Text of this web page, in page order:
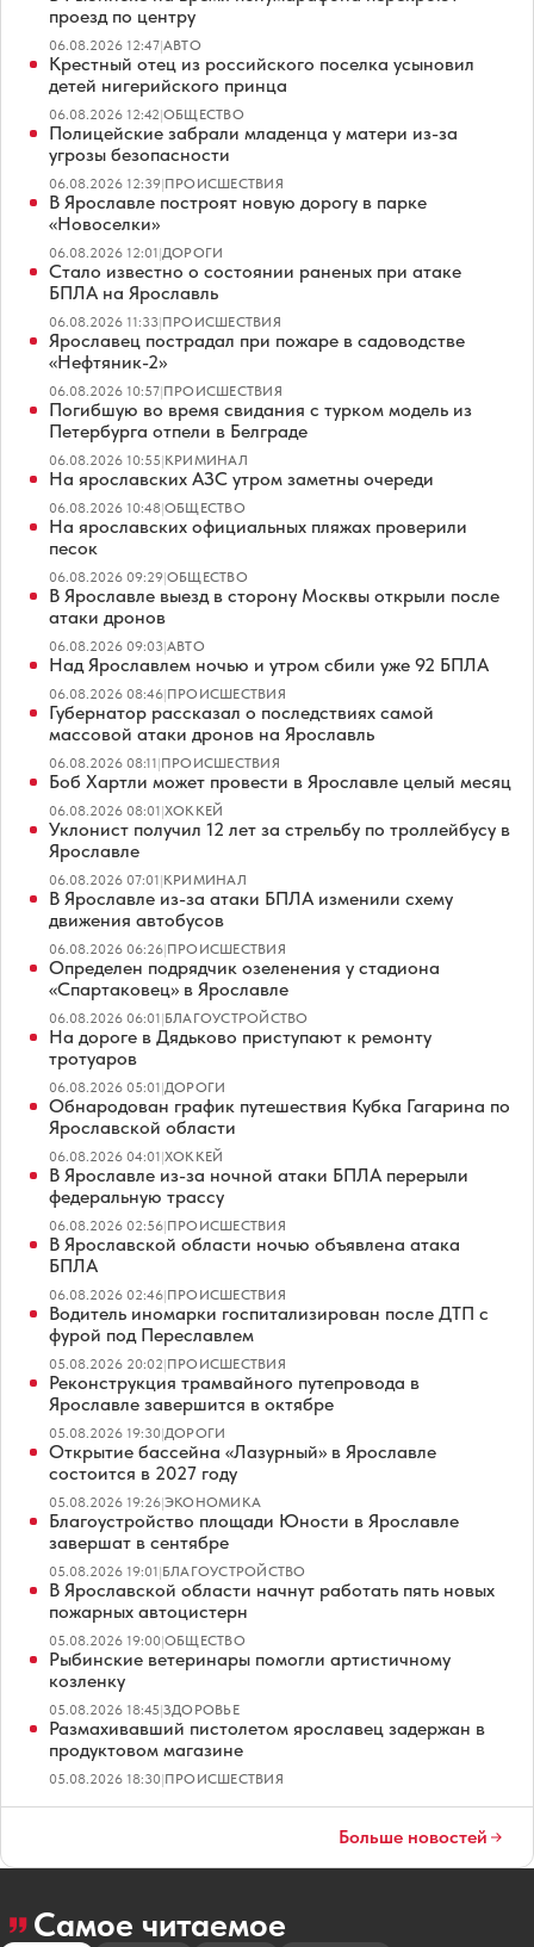
проезд по центру
06.08.2026 12:47|АВТО
Крестный отец из российского поселка усыновил
детей нигерийского принца
06.08.2026 12:42|ОБЩЕСТВО
Полицейские забрали младенца у матери из-за
угрозы безопасности
06.08.2026 12:39|ПРОИСШЕСТВИЯ
В Ярославле построят новую дорогу в парке
«Новоселки»
06.08.2026 12:01|ДОРОГИ
Стало известно о состоянии раненых при атаке
БПЛА на Ярославль
06.08.2026 11:33|ПРОИСШЕСТВИЯ
Ярославец пострадал при пожаре в садоводстве
«Нефтяник-2»
06.08.2026 10:57|ПРОИСШЕСТВИЯ
Погибшую во время свидания с турком модель из
Петербурга отпели в Белграде
06.08.2026 10:55|КРИМИНАЛ
На ярославских АЗС утром заметны очереди
06.08.2026 10:48|ОБЩЕСТВО
На ярославских официальных пляжах проверили
песок
06.08.2026 09:29|ОБЩЕСТВО
В Ярославле выезд в сторону Москвы открыли после
атаки дронов
06.08.2026 09:03|АВТО
Над Ярославлем ночью и утром сбили уже 92 БПЛА
06.08.2026 08:46|ПРОИСШЕСТВИЯ
Губернатор рассказал о последствиях самой
массовой атаки дронов на Ярославль
06.08.2026 08:11|ПРОИСШЕСТВИЯ
Боб Хартли может провести в Ярославле целый месяц
06.08.2026 08:01|ХОККЕЙ
Уклонист получил 12 лет за стрельбу по троллейбусу в
Ярославле
06.08.2026 07:01|КРИМИНАЛ
В Ярославле из-за атаки БПЛА изменили схему
движения автобусов
06.08.2026 06:26|ПРОИСШЕСТВИЯ
Определен подрядчик озеленения у стадиона
«Спартаковец» в Ярославле
06.08.2026 06:01|БЛАГОУСТРОЙСТВО
На дороге в Дядьково приступают к ремонту
тротуаров
06.08.2026 05:01|ДОРОГИ
Обнародован график путешествия Кубка Гагарина по
Ярославской области
06.08.2026 04:01|ХОККЕЙ
В Ярославле из-за ночной атаки БПЛА перерыли
федеральную трассу
06.08.2026 02:56|ПРОИСШЕСТВИЯ
В Ярославской области ночью объявлена атака
БПЛА
06.08.2026 02:46|ПРОИСШЕСТВИЯ
Водитель иномарки госпитализирован после ДТП с
фурой под Переславлем
05.08.2026 20:02|ПРОИСШЕСТВИЯ
Реконструкция трамвайного путепровода в
Ярославле завершится в октябре
05.08.2026 19:30|ДОРОГИ
Открытие бассейна «Лазурный» в Ярославле
состоится в 2027 году
05.08.2026 19:26|ЭКОНОМИКА
Благоустройство площади Юности в Ярославле
завершат в сентябре
05.08.2026 19:01|БЛАГОУСТРОЙСТВО
В Ярославской области начнут работать пять новых
пожарных автоцистерн
05.08.2026 19:00|ОБЩЕСТВО
Рыбинские ветеринары помогли артистичному
козленку
05.08.2026 18:45|ЗДОРОВЬЕ
Размахивавший пистолетом ярославец задержан в
продуктовом магазине
05.08.2026 18:30|ПРОИСШЕСТВИЯ
Больше новостей
Самое читаемое